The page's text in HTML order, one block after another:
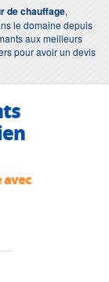
de chauffage,
le domaine depuis
aux meilleurs
pour avoir un devis
avec